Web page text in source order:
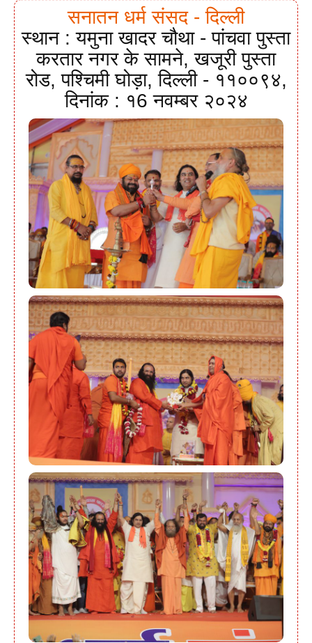
सनातन धर्म संसद - दिल्ली
स्थान : यमुना खादर चौथा - पांचवा पुस्ता
करतार नगर के सामने, खजूरी पुस्ता
रोड, पश्चिमी घोड़ा, दिल्ली - ११००९४,
दिनांक : १6 नवम्बर २०२४